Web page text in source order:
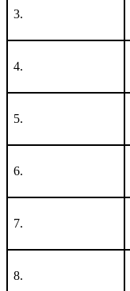
3.
4.
5.
6.
7.
8.